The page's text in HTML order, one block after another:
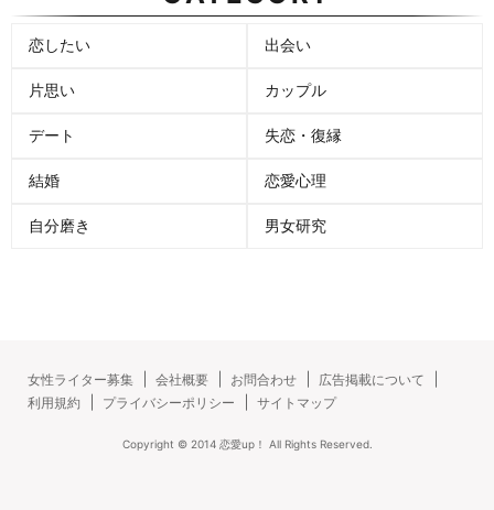
恋したい 出会い
片思い カップル
デート 失恋・復縁
結婚 恋愛心理
自分磨き 男女研究
女性ライター募集 会社概要 お問合わせ
広告掲載について
利用規約
プライバシーポリシー サイトマップ
Copyright © 2014 恋愛up！ All Rights Reserved.